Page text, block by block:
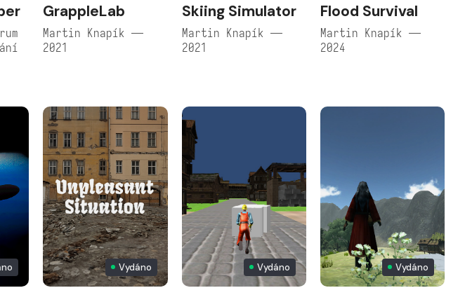
GrappleLab
Martin Knapík —
2021
Skiing Simulator
Martin Knapík —
2021
Flood Survival
Martin Knapík —
2024
Vydáno Vydáno Vydáno